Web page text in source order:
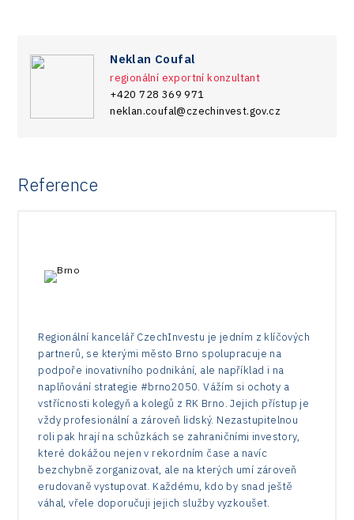
Neklan Coufal
regionální exportní konzultant
+420 728 369 971
neklan.coufal@czechinvest.gov.cz
Reference
Regionální kancelář CzechInvestu je jedním z klíčových
partnerů, se kterými město Brno spolupracuje na
podpoře inovativního podnikání, ale například i na
naplňování strategie #brno2050. Vážím si ochoty a
vstřícnosti kolegyň a kolegů z RK Brno. Jejich přístup je
vždy profesionální a zároveň lidský. Nezastupitelnou
roli pak hrají na schůzkách se zahraničními investory,
které dokážou nejen v rekordním čase a navíc
bezchybně zorganizovat, ale na kterých umí zároveň
erudovaně vystupovat. Každému, kdo by snad ještě
váhal, vřele doporučuji jejich služby vyzkoušet.